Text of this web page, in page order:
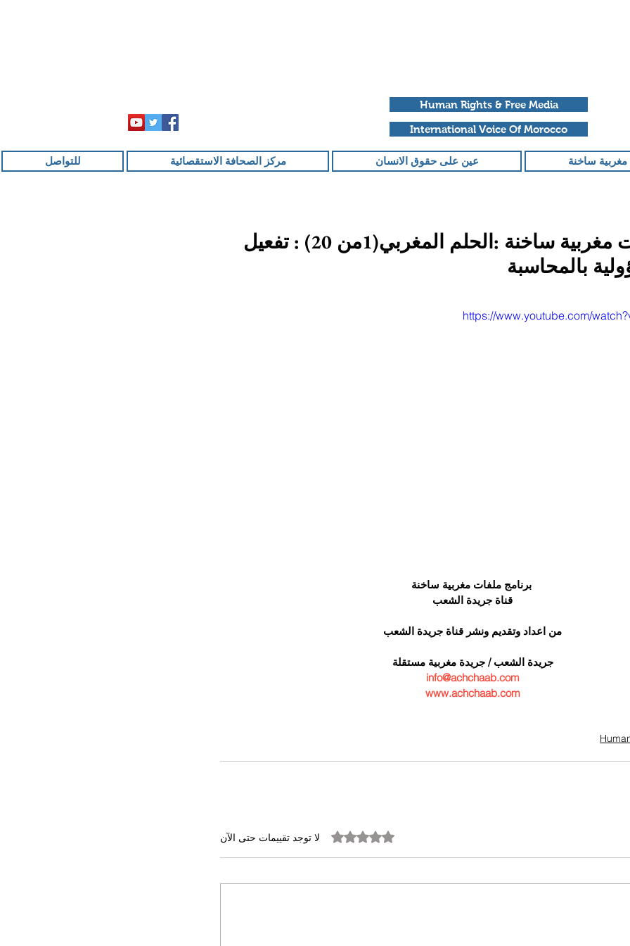
Human Rights & Free Media
International Voice Of Morocco
ساخنة عين على حقوق الانسان مركز الصحافة الاستقصائية للتواصل
برنامج ملفات مغربية ساخنة :الحلم المغربي(1من 20) : تفعيل
بالمحاسبة
من أصل 5 نجوم.
https://www.youtube.com/
برنامج ملفات مغربية ساخنة
قناة جريدة الشعب
من اعداد وتقديم ونشر قناة جريدة الشعب
جريدة الشعب / جريدة مغربية مستقلة
info@achchaab.com
www.achchaab.com
تم التقييم بـ 0 من أصل 5 نجوم. لا توجد تقييمات حتى الآن